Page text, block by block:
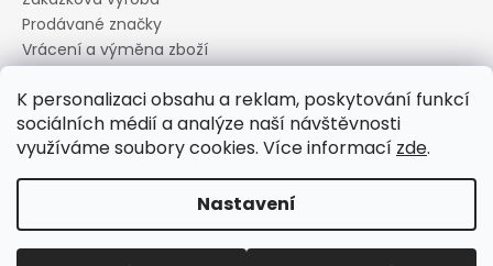
K personalizaci obsahu a reklam, poskytování funkcí
sociálních médií a analýze naší návštěvnosti
využíváme soubory cookies. Více informací zde.
Nastavení
Prodávané značky
Vrácení a výměna zboží
Informace o souborech cookies
Reklamační řád
Obchodní podmínky
Copyright 2026Canard s.r.o.. Všechna práva vyhrazena.